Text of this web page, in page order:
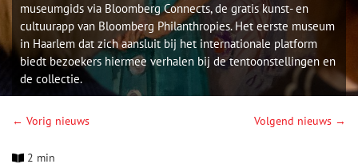
museumgids via Bloomberg Connects, de gratis kunst- en
cultuurapp van Bloomberg Philanthropies. Het eerste museum
in Haarlem dat zich aansluit bij het internationale platform
biedt bezoekers hiermee verhalen bij de tentoonstellingen en
de collectie.
← Vorig nieuws Volgend nieuws →
2 min